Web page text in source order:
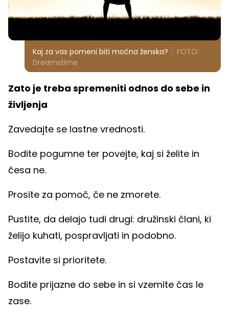
Kaj za vas pomeni biti močna ženska?
FOTO:
Dreamstime
Zato je treba spremeniti odnos do sebe in
življenja
Zavedajte se lastne vrednosti.
Bodite pogumne ter povejte, kaj si želite in
česa ne.
Prosite za pomoč, če ne zmorete.
Pustite, da delajo tudi drugi: družinski člani, ki
želijo kuhati, pospravljati in podobno.
Postavite si prioritete.
Bodite prijazne do sebe in si vzemite čas le
zase.